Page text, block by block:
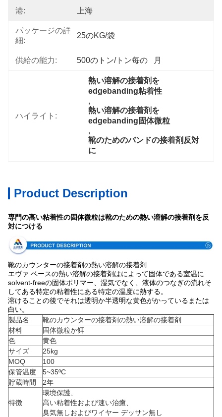
港: 上海
パッケージの詳
細:
25のKG/袋
供給の能力: 500のトン/トン每の   月
ハイライト:
熱い溶解の接着剤を
edgebanding粘着性
,
熱い溶解の接着剤を
edgebanding固体微粒
,
靴のためのバンドの接着剤反対
に
Product Description
専門の高い粘着性の固体微粒は靴のための熱い溶解の接着剤を反
対につける
靴のカウンターの接着剤の熱い溶解の接着剤
エヴァ ベースの熱い溶解の接着剤はによって固体である室温に
solvent-freeの固体ポリマー、湿気でなく、液体のつなぎの流れそ
してある特定の粘着性にある特定の温度に熱する。
溶けることの後でそれは透明か半透明な黄色がかっているまたは
白い。
製品名
靴のカウンターの接着剤の熱い溶解の接着剤
材料
固体微粒か餌
色
黄色
サイズ
25kg
MOQ
100
保管温度
5~35ºC
貯蔵時間
2年
特徴
環境保護、
高い粘着性および速い治癒、
臭気無しおよびワイヤー デッサン無し